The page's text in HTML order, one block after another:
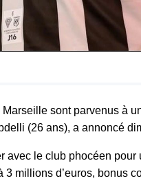
sont parvenus à
(26 ans), a annoncé
avec le club phocéen
3 millions d’euros, bonus